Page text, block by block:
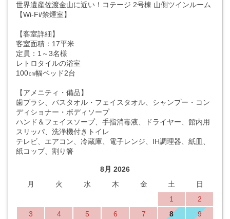
世界遺産佐渡金山に近い！コテージ 2号棟 山側ツインルーム
【Wi-Fi/禁煙室】
【客室詳細】
客室面積：17平米
定員：1～3名様
レトロタイルの浴室
100㎝幅ベッド2台
【アメニティ・備品】
歯ブラシ、バスタオル・フェイスタオル、シャンプー・コン
ディショナー・ボディソープ
ハンド＆フェイスソープ、手指消毒液、ドライヤー、館内用
スリッパ、洗浄機付きトイレ
テレビ、エアコン、冷蔵庫、電子レンジ、IH調理器、紙皿、
紙コップ、割り箸
8月 2026
月
火 水 木 金 土
日
1
2
3
4 5 6 7 8
9